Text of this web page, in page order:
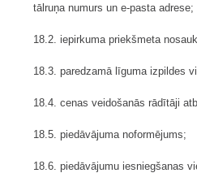
tālruņa numurs un e-pasta adrese;
18.2. iepirkuma priekšmeta
18.3. paredzamā līguma izpildes
18.4. cenas veidošanās rādītāji
18.5. piedāvājuma noformējums;
18.6. piedāvājumu iesniegšanas